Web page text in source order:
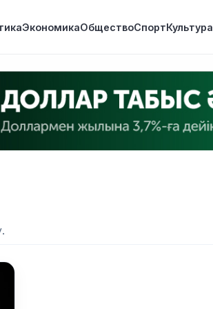
ЭкономикаОбществоСпортКультура